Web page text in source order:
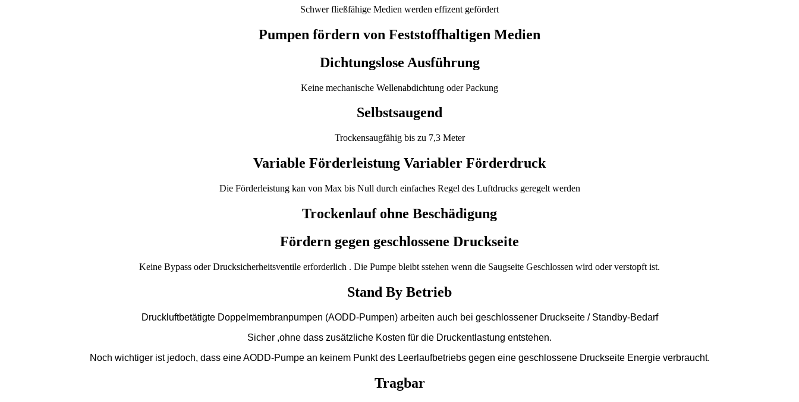
Schwer fließfähige Medien werden effizent gefördert
Pumpen fördern von Feststoffhaltigen Medien
Dichtungslose Ausführung
Keine mechanische Wellenabdichtung oder Packung
Selbstsaugend
Trockensaugfähig bis zu 7,3 Meter
Variable Förderleistung Variabler Förderdruck
Die Förderleistung kan von Max bis Null durch einfaches Regel des Luftdrucks geregelt werden
Trockenlauf ohne Beschädigung
Fördern gegen geschlossene Druckseite
Keine Bypass oder Drucksicherheitsventile erforderlich . Die Pumpe bleibt sstehen wenn die Saugseite Geschlossen wird oder verstopft ist.
Stand By Betrieb
Druckluftbetätigte Doppelmembranpumpen (AODD-Pumpen) arbeiten auch bei geschlossener Druckseite / Standby-Bedarf
Sicher ,ohne dass zusätzliche Kosten für die Druckentlastung entstehen.
Noch wichtiger ist jedoch, dass eine AODD-Pumpe an keinem Punkt des Leerlaufbetriebs gegen eine geschlossene Druckseite Energie verbraucht.
Tragbar